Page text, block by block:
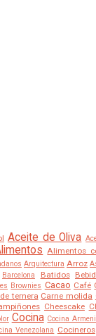
Aceite de Oliva
Alimentos
Arquitectura Arroz
Barcelona Batidos
Brownies Cacao Café
ternera Carne molida
Cheescake
Cocina Cocina
Venezolana Cocineros